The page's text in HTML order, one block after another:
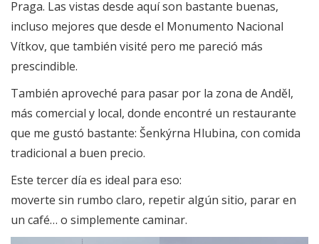
Praga. Las vistas desde aquí son bastante buenas,
incluso mejores que desde el Monumento Nacional
Vítkov, que también visité pero me pareció más
prescindible.
También aproveché para pasar por la zona de Anděl,
más comercial y local, donde encontré un restaurante
que me gustó bastante: Šenkýrna Hlubina, con comida
tradicional a buen precio.
Este tercer día es ideal para eso:
moverte sin rumbo claro, repetir algún sitio, parar en
un café… o simplemente caminar.